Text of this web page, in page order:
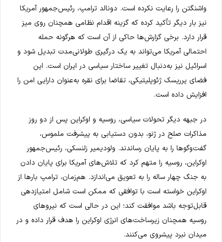
واشنگتن را رعایت نکرده است. دونالد ترامپ، رئیس‌جمهور آمریکا
نیز بار دیگر تأکید کرده که گزینه اقدام نظامی همچنان روی میز
قرار دارد. برخی گزارش‌ها حاکی از آن است که هرگونه حمله
احتمالی آمریکا می‌تواند به یک درگیری طولانی‌مدت تبدیل شود و
اسرائیل نیز به‌دنبال تغییر ساختار سیاسی در ایران است. این
فضای پرریسک ژئوپلیتیکی، تقاضا برای نقره به‌عنوان دارایی امن را
افزایش داده است.
در جبهه دیگر تحولات سیاسی، روسیه و اوکراین پس از دو روز
مذاکرات صلح در ژنو، بدون دستیابی به پیشرفت ملموس،
گفت‌وگوها را به پایان رساندند. ولودیمیر زلنسکی، رئیس‌جمهور
اوکراین، روسیه را متهم کرد که تلاش‌های آمریکا برای پایان دادن
به جنگ چهار ساله را به تعویق می‌اندازد. هم‌زمان، ترامپ بارها از
اوکراین خواسته است با توافقی که ممکن است شامل امتیازدهی
قابل‌توجه باشد موافقت کند؛ این در حالی است که نیروهای
روسیه همچنان زیرساخت‌های انرژی اوکراین را هدف قرار داده و در
میدان نبرد پیشروی می‌کنند.